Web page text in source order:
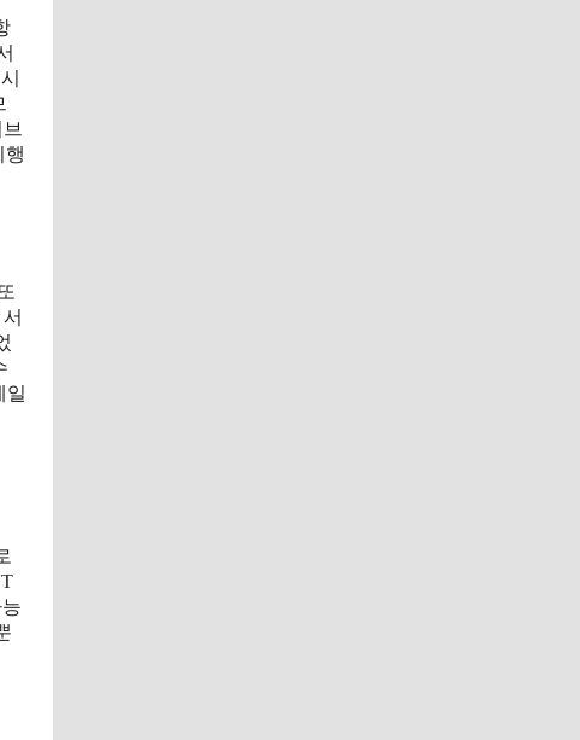
행
일